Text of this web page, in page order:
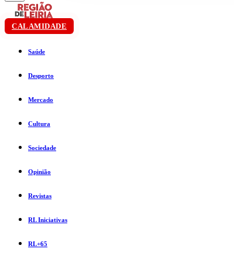
CALAMIDADE
Saúde
Desporto
Mercado
Cultura
Sociedade
Opinião
Revistas
RL Iniciativas
RL+65